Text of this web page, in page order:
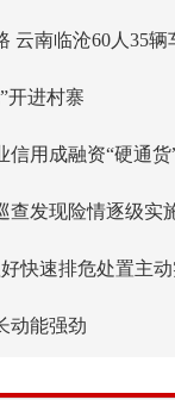
云南临沧60人35辆
开进村寨
信用成融资“硬通货
查发现险情逐级实
动能强劲